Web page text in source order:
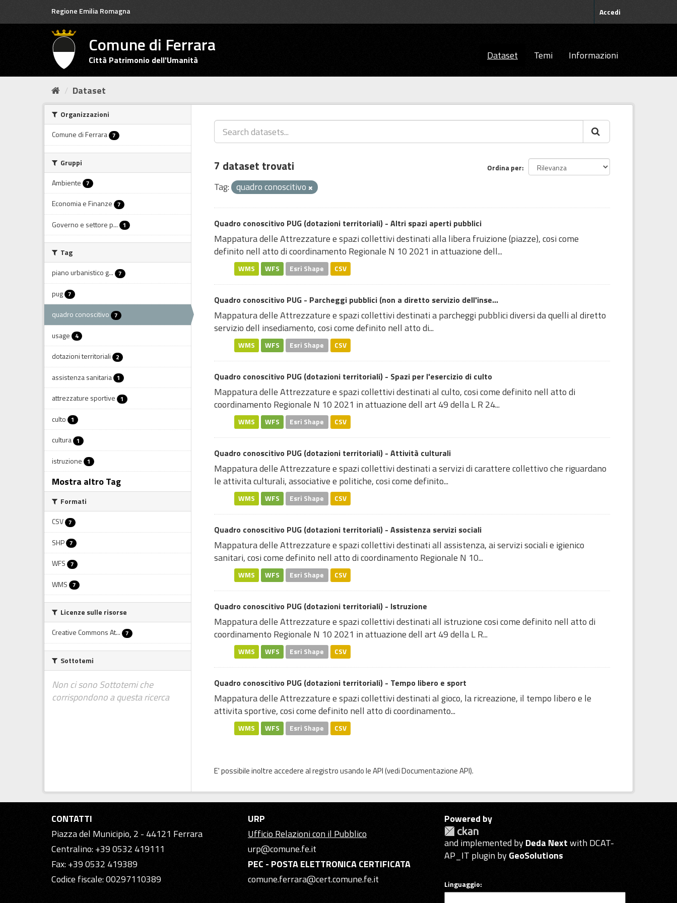
Regione Emilia Romagna Accedi
Comune di Ferrara
Città Patrimonio dell'Umanità Dataset Temi Informazioni
Dataset
Organizzazioni
Comune di Ferrara 7
Gruppi
Ambiente 7
Economia e Finanze 7
Governo e settore p... 1
Tag
piano urbanistico g... 7
pug 7
quadro conoscitivo 7
usage 4
dotazioni territoriali 2
assistenza sanitaria 1
attrezzature sportive 1
culto 1
cultura 1
istruzione 1
Mostra altro Tag
Formati
CSV 7
SHP 7
WFS 7
WMS 7
Licenze sulle risorse
Creative Commons At... 7
Sottotemi
Non ci sono Sottotemi che
corrispondono a questa ricerca
Ordina per
7 dataset trovati
Tag: quadro conoscitivo
Quadro conoscitivo PUG (dotazioni territoriali) - Altri spazi aperti pubblici
Mappatura delle Attrezzature e spazi collettivi destinati alla libera fruizione (piazze), cosi come
definito nell atto di coordinamento Regionale N 10 2021 in attuazione dell...
WMS WFS Esri Shape CSV
Quadro conoscitivo PUG - Parcheggi pubblici (non a diretto servizio dell'inse...
Mappatura delle Attrezzature e spazi collettivi destinati a parcheggi pubblici diversi da quelli al diretto
servizio dell insediamento, cosi come definito nell atto di...
WMS WFS Esri Shape CSV
Quadro conoscitivo PUG (dotazioni territoriali) - Spazi per l'esercizio di culto
Mappatura delle Attrezzature e spazi collettivi destinati al culto, cosi come definito nell atto di
coordinamento Regionale N 10 2021 in attuazione dell art 49 della L R 24...
WMS WFS Esri Shape CSV
Quadro conoscitivo PUG (dotazioni territoriali) - Attività culturali
Mappatura delle Attrezzature e spazi collettivi destinati a servizi di carattere collettivo che riguardano
le attivita culturali, associative e politiche, cosi come definito...
WMS WFS Esri Shape CSV
Quadro conoscitivo PUG (dotazioni territoriali) - Assistenza servizi sociali
Mappatura delle Attrezzature e spazi collettivi destinati all assistenza, ai servizi sociali e igienico
sanitari, cosi come definito nell atto di coordinamento Regionale N 10...
WMS WFS Esri Shape CSV
Quadro conoscitivo PUG (dotazioni territoriali) - Istruzione
Mappatura delle Attrezzature e spazi collettivi destinati all istruzione cosi come definito nell atto di
coordinamento Regionale N 10 2021 in attuazione dell art 49 della L R...
WMS WFS Esri Shape CSV
Quadro conoscitivo PUG (dotazioni territoriali) - Tempo libero e sport
Mappatura delle Attrezzature e spazi collettivi destinati al gioco, la ricreazione, il tempo libero e le
attivita sportive, cosi come definito nell atto di coordinamento...
WMS WFS Esri Shape CSV
E' possibile inoltre accedere al registro usando leAPI(vediDocumentazione API).
CONTATTI
Piazza del Municipio, 2 - 44121 Ferrara
Centralino: +39 0532 419111
Fax: +39 0532 419389
Codice fiscale: 00297110389
URP
Ufficio Relazioni con il Pubblico
urp@comune.fe.it
PEC - POSTA ELETTRONICA CERTIFICATA
comune.ferrara@cert.comune.fe.it
Powered by
and implemented byDeda Nextwith DCAT-
AP_IT plugin byGeoSolutions
Linguaggio